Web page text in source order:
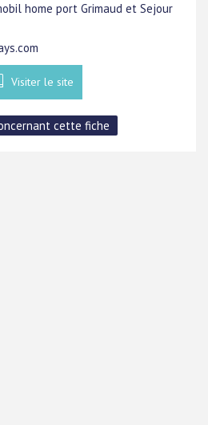
home port Grimaud et Sejour
Visiter le site